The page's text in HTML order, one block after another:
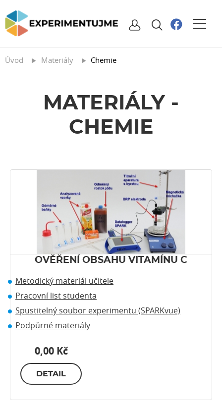
Úvod Materiály Chemie
MATERIÁLY -
CHEMIE
OVĚŘENÍ OBSAHU VITAMÍNU C
Metodický materiál učitele
Pracovní list studenta
Spustitelný soubor experimentu (SPARKvue)
Podpůrné materiály
0,00 Kč
DETAIL